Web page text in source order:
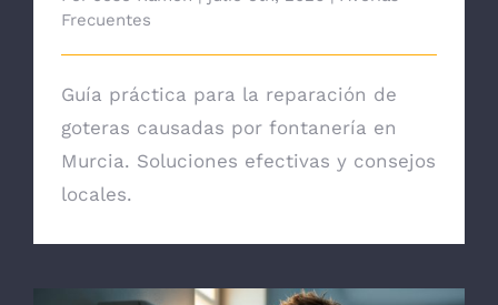
Frecuentes
Guía práctica para la reparación de
goteras causadas por fontanería en
Murcia. Soluciones efectivas y consejos
locales.